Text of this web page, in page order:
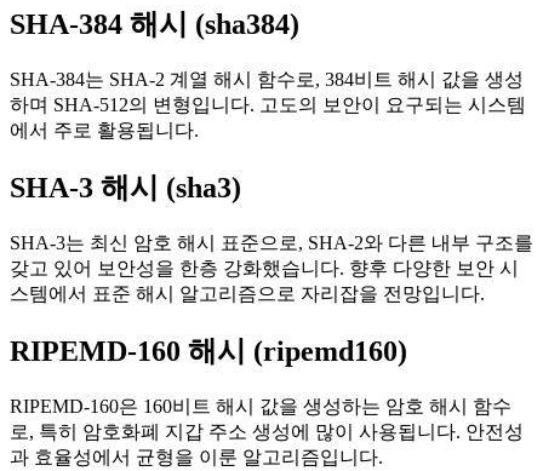
SHA-384 해시 (sha384)
SHA-384는 SHA-2 계열 해시 함수로, 384비트 해시 값을 생성
하며 SHA-512의 변형입니다. 고도의 보안이 요구되는 시스템
에서 주로 활용됩니다.
SHA-3 해시 (sha3)
SHA-3는 최신 암호 해시 표준으로, SHA-2와 다른 내부 구조를
갖고 있어 보안성을 한층 강화했습니다. 향후 다양한 보안 시
스템에서 표준 해시 알고리즘으로 자리잡을 전망입니다.
RIPEMD-160 해시 (ripemd160)
RIPEMD-160은 160비트 해시 값을 생성하는 암호 해시 함수
로, 특히 암호화폐 지갑 주소 생성에 많이 사용됩니다. 안전성
과 효율성에서 균형을 이룬 알고리즘입니다.